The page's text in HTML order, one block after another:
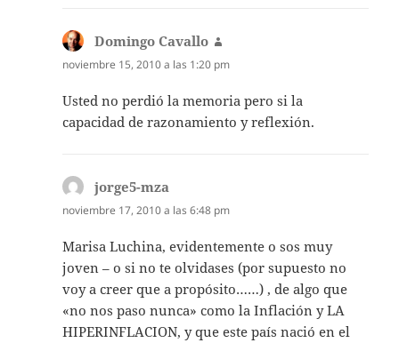
Domingo Cavallo
noviembre 15, 2010 a las 1:20 pm
Usted no perdió la memoria pero si la
capacidad de razonamiento y reflexión.
jorge5-mza
noviembre 17, 2010 a las 6:48 pm
Marisa Luchina, evidentemente o sos muy
joven – o si no te olvidases (por supuesto no
voy a creer que a propósito……) , de algo que
«no nos paso nunca» como la Inflación y LA
HIPERINFLACION, y que este país nació en el